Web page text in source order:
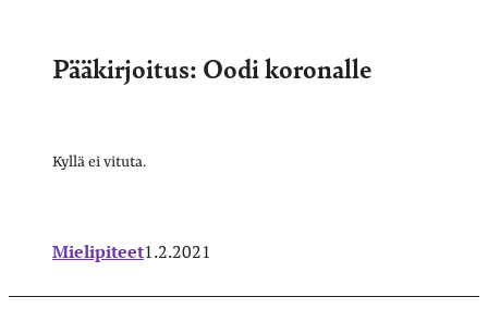
Pääkirjoitus: Oodi koronalle
Kyllä ei vituta.
Mielipiteet1.2.2021